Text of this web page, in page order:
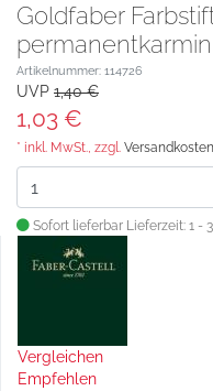
Goldfaber
permanentkarmin
Artikelnummer: 114726
UVP 1,40 €
1,03 €
* inkl. MwSt., zzgl. Versandkosten
Sofort lieferbar Lieferzeit: 1 -
Vergleichen
Empfehlen